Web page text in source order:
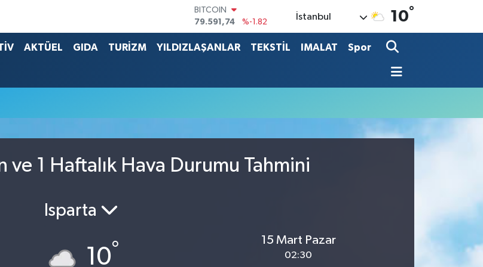
BITCOIN
79.591,74
%-1.82
DOLAR
45,43620
%0.02
İstanbul 10°
AKTÜEL GIDA TURİZM YILDIZLAŞANLAR TEKSTİL IMALAT Spor
ve 1 Haftalık Hava Durumu Tahmini
Isparta
10°
15 Mart Pazar
02:30